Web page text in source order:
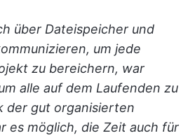
über Dateispeicher und
um jede
zu bereichern, war
alle auf dem Laufenden zu
der gut organisierten
es möglich, die Zeit auch für